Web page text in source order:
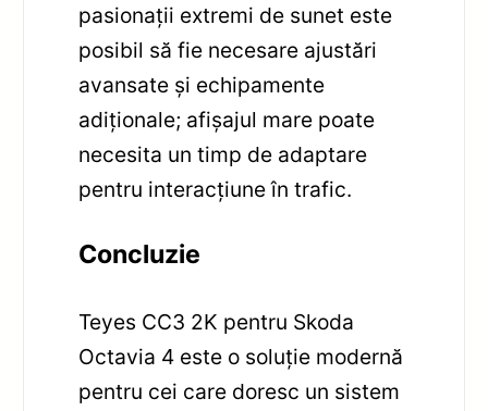
pasionații extremi de sunet este
posibil să fie necesare ajustări
avansate și echipamente
adiționale; afișajul mare poate
necesita un timp de adaptare
pentru interacțiune în trafic.
Concluzie
Teyes CC3 2K pentru Skoda
Octavia 4 este o soluție modernă
pentru cei care doresc un sistem